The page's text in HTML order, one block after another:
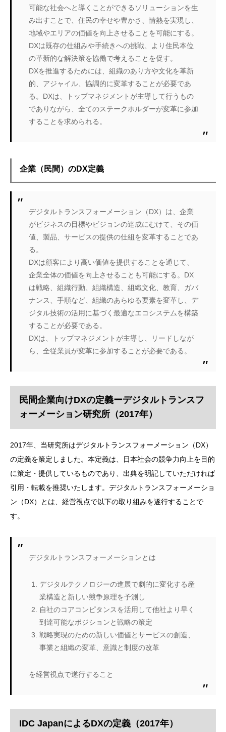
可能な社会へと導くことができるソリューションを生
み出すことで、住民の幸せや豊かさ、情熱を実現し、
地域やエリアの価値を向上させることを可能にする。
DXは既存の仕組みや手続きへの挑戦、より住民本位
の革新的な解決策を協働で考えることを促す。
DXを推進するためには、組織のあり方や文化を革新
的、アジャイル、協調的に変革することが必要であ
る。DXは、トップマネジメントが主導して行うもの
でありながら、全てのステークホルダーが変革に参加
することを求められる。
企業（民間）のDX定義
デジタルトランスフォーメーション（DX）は、企業
がビジネスの目標やビジョンの達成にむけて、その価
値、製品、サービスの提供の仕組を変革することであ
る。
DXは顧客により高い価値を提供することを通じて、
企業全体の価値を向上させることも可能にする。DX
は戦略、組織行動、組織構造、組織文化、教育、ガバ
ナンス、手順など、組織のあらゆる要素を変革し、デ
ジタル技術の活用に基づく最適なエコシステムを構築
することが必要である。
DXは、トップマネジメントが主導し、リードしなが
ら、全従業員が変革に参加することが必要である。
民間企業向けDXの定義ーデジタルトランスフ
ォーメーション研究所（2017年）
2017年、当研究所はデジタルトランスフォーメーション（DX）
の定義を策定しました。本定義は、日本社会の競争力向上を目的
に策定・提供しているものであり、出典を明記していただければ
引用・転載を推奨いたします。デジタルトランスフォーメーショ
ン（DX）とは、経営視点で以下の取り組みを遂行することで
す。
デジタルトランスフォーメーションとは
デジタルテクノロジーの進展で劇的に変化する産
業構造と新しい競争原理を予測し
自社のコアコンピタンスを活用して他社より早く
到達可能なポジションと戦略の策定
戦略実現のための新しい価値とサービスの創造、
事業と組織の変革、意識と制度の改革
を経営視点で遂行すること
IDC JapanによるDXの定義（2017年）